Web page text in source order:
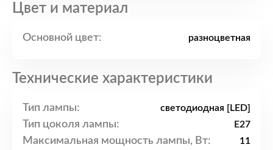
Цвет и материал
Основной цвет: разноцветная
Технические характеристики
Тип лампы: светодиодная [LED]
Тип цоколя лампы: E27
Максимальная мощность лампы, Вт: 11